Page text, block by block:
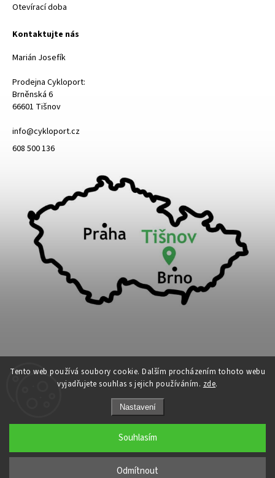
Tento web používá soubory cookie. Dalším procházením tohoto webu
vyjadřujete souhlas s jejich používáním. zde.
Nastavení
Odmítnout
Souhlasím
Otevírací doba
Kontaktujte nás
Marián Josefík
Prodejna Cykloport:
Brněnská 6
66601 Tišnov
info@cykloport.cz
608 500 136
Cykloport. Všechna práva vyhrazena.
Upravit nastavení cookies